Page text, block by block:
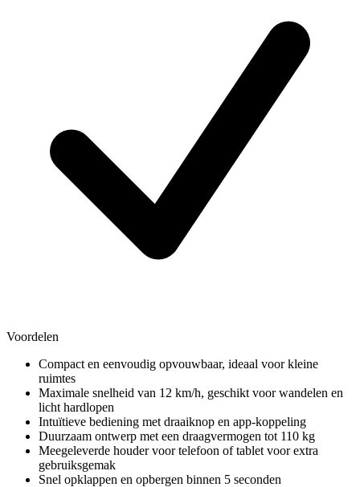
Voordelen
Compact en eenvoudig opvouwbaar, ideaal voor kleine
ruimtes
Maximale snelheid van 12 km/h, geschikt voor wandelen en
licht hardlopen
Intuïtieve bediening met draaiknop en app-koppeling
Duurzaam ontwerp met een draagvermogen tot 110 kg
Meegeleverde houder voor telefoon of tablet voor extra
gebruiksgemak
Snel opklappen en opbergen binnen 5 seconden